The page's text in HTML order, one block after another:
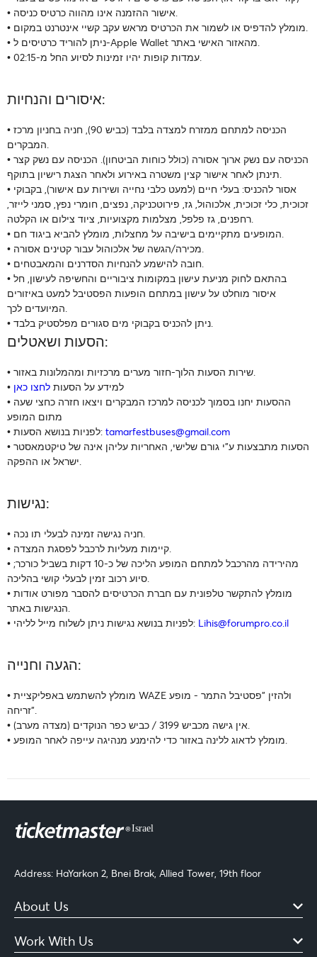
• אישור ההזמנה אינו מהווה כרטיס כניסה.
• מומלץ להדפיס או לשמור את הכרטיס מראש עקב קשיי אינטרנט במקום.
• ניתן להוריד כרטיסים ל-Apple Wallet מהאזור האישי באתר.
• עמדות קופות יהיו זמינות לסיוע החל מ-02:15.
איסורים והנחיות:
• הכניסה למתחם ממזרח למצדה בלבד (כביש 90), חניה בחניון מרכז
המבקרים.
• הכניסה עם נשק ארוך אסורה (כולל כוחות הביטחון). הכניסה עם נשק קצר
תינתן לאחר אישור קצין משטרה באירוע ולאחר הצגת רישיון בתוקף.
• אסור להכניס: בעלי חיים (למעט כלבי נחייה ושירות עם אישור), בקבוקי
זכוכית, כלי זכוכית, אלכוהול, גז, פירוטכניקה, נפצים, חומרי נפץ, סמני לייזר,
רחפנים, גז פלפל, מצלמות מקצועיות, ציוד צילום או הקלטה.
• המופעים מתקיימים בישיבה על מחצלות, מומלץ להביא ביגוד חם.
• מכירה/הגשה של אלכוהול עבור קטינים אסורה.
• חובה להישמע להנחיות הסדרנים והמאבטחים.
• בהתאם לחוק מניעת עישון במקומות ציבוריים והחשיפה לעישון, חל
איסור מוחלט על עישון במתחם הופעות הפסטיבל למעט באיזורים
המיועדים לכך.
• ניתן להכניס בקבוקי מים סגורים מפלסטיק בלבד.
הסעות ושאטלים:
• שירות הסעות הלוך-חזור מערים מרכזיות ומהמלונות באזור.
• למידע על הסעות לחצו כאן
• ההסעות יחנו בסמוך לכניסה למרכז המבקרים ויצאו חזרה כחצי שעה
מתום המופע
• לפניות בנושא הסעות: tamarfestbuses@gmail.com
• הסעות מתבצעות ע"י גורם שלישי, האחריות עליהן אינה של טיקטמאסטר
ישראל או ההפקה.
נגישות:
• חניה נגישה זמינה לבעלי תו נכה.
• קיימות מעליות לרכבל לפסגת המצדה.
• מהירידה מהרכבל למתחם המופע הליכה של כ-10 דקות בשביל כורכר;
סיוע רכוב זמין לבעלי קושי בהליכה.
• מומלץ להתקשר טלפונית עם חברת הכרטיסים להסבר מפורט אודות
הנגישות באתר.
• לפניות בנושא נגישות ניתן לשלוח מייל לליהי: Lihis@forumpro.co.il
הגעה וחנייה:
• מומלץ להשתמש באפליקציית WAZE ולהזין "פסטיבל התמר - מופע
זריחה".
• אין גישה מכביש 3199 / כביש כפר הנוקדים (מצדה מערב).
• מומלץ לדאוג ללינה באזור כדי להימנע מנהיגה עייפה לאחר המופע.
Address: HaYarkon 2, Bnei Brak, Allied Tower, 19th floor
About Us
Work With Us